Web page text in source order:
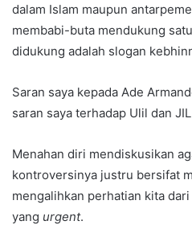
dalam Islam maupun
membabi-buta mendukung
didukung adalah slogan
Saran saya kepada Ade
saran saya terhadap Ulil dan
Menahan diri mendiskusikan
kontroversinya justru bersifat
mengalihkan perhatian kita
yang urgent.